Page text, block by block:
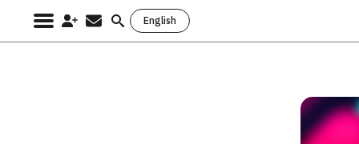
English
Search